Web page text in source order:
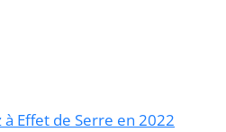
à Effet de Serre en 2022